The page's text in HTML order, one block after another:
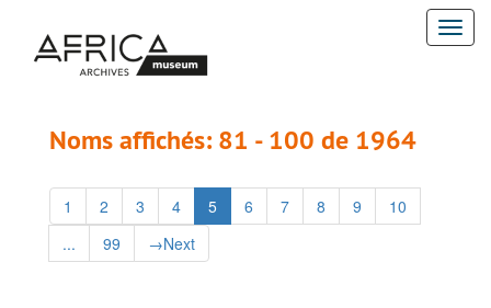
contenu
résultats
Noms affichés: 81 - 100 de 1964
1 2 3 4 5 6 7 8 9
10
...
99 →Next